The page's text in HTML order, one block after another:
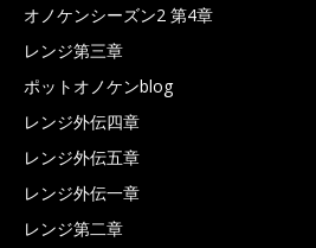
オノケンシーズン2 第4章
レンジ第三章
ポットオノケンblog
レンジ外伝四章
レンジ外伝五章
レンジ外伝一章
レンジ第二章